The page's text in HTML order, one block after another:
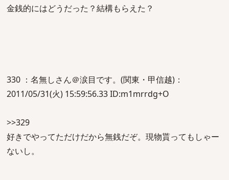
金銭的にはどうだった？結構もらえた？
330 ：名無しさん＠涙目です。(関東・甲信越)：
2011/05/31(火) 15:59:56.33 ID:m1mrrdg+O
>>329
好きでやってただけだから無銭だぞ。現物貰ってもしゃー
ないし。